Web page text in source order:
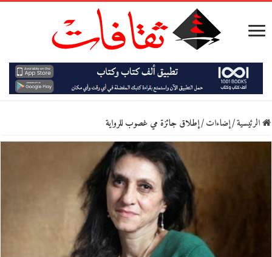
الرئيسية/إضاءات/إطلاق جائزة مي غصوب للرواية